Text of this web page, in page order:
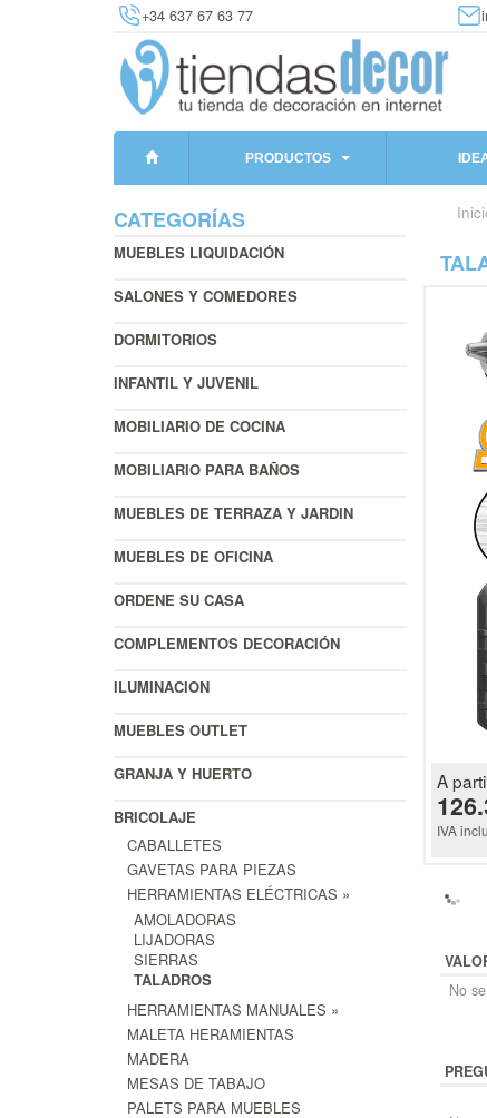
+34 637 67 63 77
PRODUCTOS
CATEGORÍAS
MUEBLES LIQUIDACIÓN
SALONES Y COMEDORES
DORMITORIOS
INFANTIL Y JUVENIL
MOBILIARIO DE COCINA
MOBILIARIO PARA BAÑOS
MUEBLES DE TERRAZA Y JARDIN
MUEBLES DE OFICINA
ORDENE SU CASA
COMPLEMENTOS DECORACIÓN
ILUMINACION
MUEBLES OUTLET
GRANJA Y HUERTO
BRICOLAJE
CABALLETES
GAVETAS PARA PIEZAS
HERRAMIENTAS ELÉCTRICAS »
AMOLADORAS
LIJADORAS
SIERRAS
TALADROS
HERRAMIENTAS MANUALES »
MALETA HERAMIENTAS
MADERA
MESAS DE TABAJO
PALETS PARA MUEBLES
A
IVA
No